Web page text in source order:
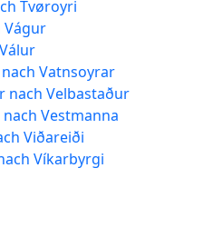
Tvøroyri
Vágur
Vatnsoyrar
nach Velbastaður
Vestmanna
Viðareiði
Víkarbyrgi